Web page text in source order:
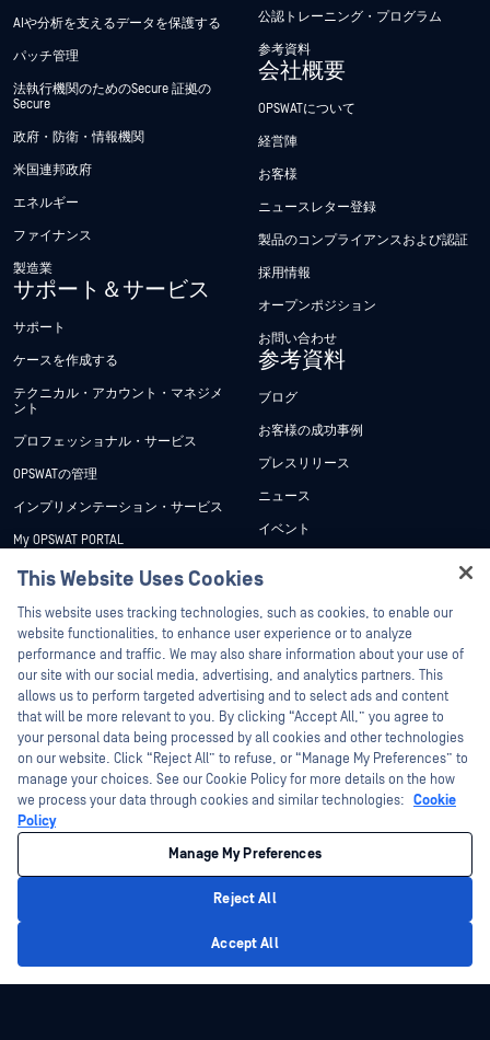
AIや分析を支えるデータを保護する
パッチ管理
法執行機関のためのSecure 証拠の
Secure
政府・防衛・情報機関
米国連邦政府
エネルギー
ファイナンス
製造業
サポート＆サービス
サポート
ケースを作成する
テクニカル・アカウント・マネジメ
ント
プロフェッショナル・サービス
OPSWATの管理
インプリメンテーション・サービス
My OPSWAT PORTAL
技術文書
トレーニング
脆弱性対策プログラム
パートナー
認証
テクノロジー・パートナー
OPSWAT チャネル パートナー
公認トレーニング・プログラム
参考資料
会社概要
OPSWATについて
経営陣
お客様
ニュースレター登録
製品のコンプライアンスおよび認証
採用情報
オープンポジション
お問い合わせ
参考資料
ブログ
お客様の成功事例
プレスリリース
ニュース
イベント
ホワイトペーパー
無料ツール
©2026OPSWAT . All rights reserved.OPSWAT、MetaDefender、Metascan、
MetaAccess、OPSWAT 、Trust no File. Trust No Device.、OPSWAT 、Protecting the
World's Critical Infrastructure、Deep CDR™ Technology、InQuest、InQuestロゴ、
DFI、RetroHunt、Deep File Inspection、およびJoin the Huntは、OPSWAT の商標
です。第三者の商標は、それぞれの所有者の財産です。
プライバシーポリシー クッキー設定
This Website Uses Cookies
This website uses tracking technologies, such as cookies, to enable our
website functionalities, to enhance user experience or to analyze
performance and traffic. We may also share information about your use of
our site with our social media, advertising, and analytics partners. This
allows us to perform targeted advertising and to select ads and content
that will be more relevant to you. By clicking “Accept All,” you agree to
your personal data being processed by all cookies and other technologies
on our website. Click “Reject All” to refuse, or “Manage My Preferences” to
manage your choices. See our Cookie Policy for more details on the how
we process your data through cookies and similar technologies: Cookie
Policy
Manage My Preferences
Reject All
Accept All
Hey there!
I'm Ozzy, your OPSWAT virtual assistant.
How can I help you secure what's critical
today?